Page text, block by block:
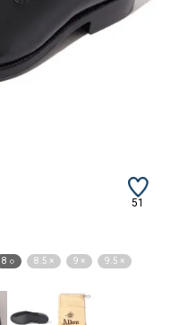
51
8 ○ 8.5 × 9 × 9.5 ×